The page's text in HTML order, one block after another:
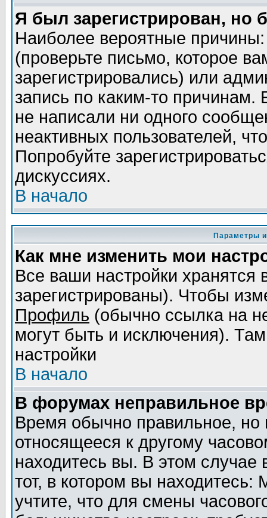
Я был зарегистрирован, но
Наиболее вероятные
(проверьте письмо, которое
зарегистрировались) или
запись по каким-то
не написали ни одного
неактивных пользователей,
Попробуйте
дискуссиях.
В начало
Параметры
Как мне изменить мои
Все ваши настройки
зарегистрированы). Чтобы
Профиль (обычно ссылка на
могут быть и исключения).
настройки
В начало
В форумах неправильное
Время обычно правильное,
относящееся к другому
находитесь вы. В этом
тот, в котором вы
учтите, что для смены